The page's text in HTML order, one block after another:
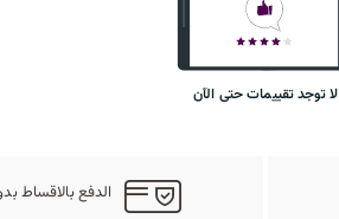
لا توجد تقييمات حتى الآن
الدفع بالاقساط